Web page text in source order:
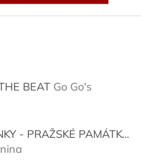
BEAT Go Go's
je 5 z 5 hvězdiček.
VYSTŘIHOVÁNKY - PRAŽSKÉ PAMÁTKY
je 5 z 5 hvězdiček.